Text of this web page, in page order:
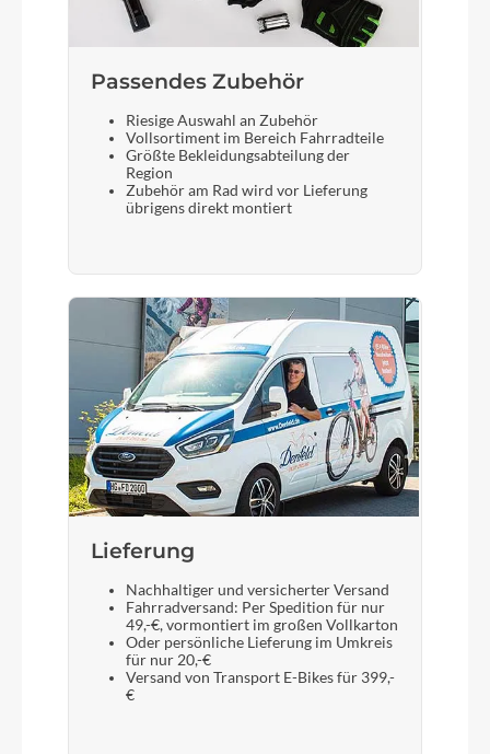
Passendes Zubehör
Riesige Auswahl an Zubehör
Vollsortiment im Bereich Fahrradteile
Größte Bekleidungsabteilung der
Region
Zubehör am Rad wird vor Lieferung
übrigens direkt montiert
Lieferung
Nachhaltiger und versicherter Versand
Fahrradversand: Per Spedition für nur
49,-€, vormontiert im großen Vollkarton
Oder persönliche Lieferung im Umkreis
für nur 20,-€
Versand von Transport E-Bikes für 399,-
€